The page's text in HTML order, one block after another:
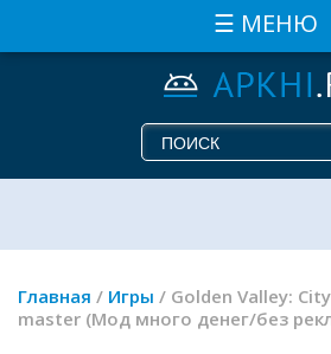
☰ МЕНЮ
Главная / Игры / Golden Valley:
master (Мод много денег/без